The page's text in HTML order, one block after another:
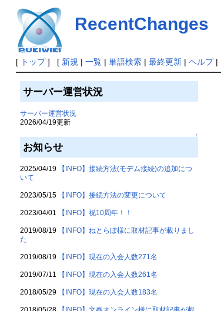
RecentChanges
[ トップ] [ 新規 | 一覧| 単語検索| 最終更新| ヘルプ|
サーバー運営状況
サーバー運営状況
2026/04/19更新
↑
お知らせ
2025/04/19
【INFO】接続方法(モデム接続)の追加につ
いて
2023/05/15 【INFO】接続方法の変更について
2023/04/01 【INFO】祝10周年！！
2019/08/19
【INFO】ねとらぼ様に取材記事が載りまし
た
2019/08/19 【INFO】現在の入会人数271名
2019/07/11 【INFO】現在の入会人数261名
2018/05/29 【INFO】現在の入会人数183名